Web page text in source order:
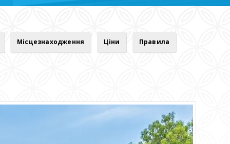
Місцезнаходження Ціни Правила